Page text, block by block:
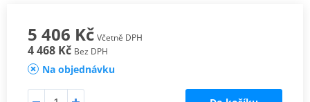
5 406 Kč Včetně DPH
4 468 Kč Bez DPH
Na objednávku